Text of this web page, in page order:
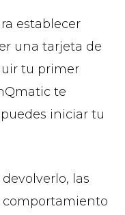
establecer
una tarjeta de
tu primer
te
iniciar tu
las
comportamiento